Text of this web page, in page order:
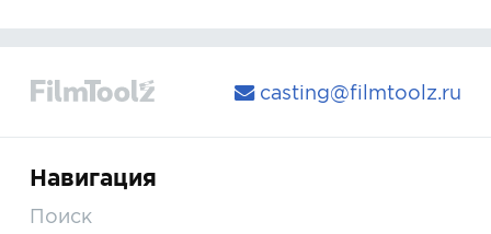
casting@filmtoolz.ru
Навигация
Поиск